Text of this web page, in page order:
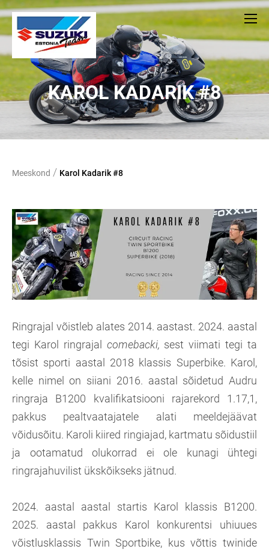
KAROL KADARIK #8
Meeskond / Karol Kadarik #8
Ringrajal võistleb alates 2014. aastast. 2024. aastal
tegi Karol ringrajal comebacki, sest viimati tegi ta
tõsist sporti aastal 2018 klassis Superbike. Karol,
kelle nimel on siiani 2016. aastal sõidetud Audru
ringraja B1200 kvalifikatsiooni rajarekord 1.17,1,
pakkus pealtvaatajatele alati meeldejäävat
võidusõitu. Karoli kiired ringiajad, kartmatu sõidustiil
ja ootamatud olukorrad ei ole kunagi ühtegi
ringrajahuvilist ükskõikseks jätnud.
2024. aastal aastal startis Karol klassis B1200.
2025. aastal pakkus Karol konkurentsi uhiuues
võistlusklassis Twin Sportbike, kus võttis twinide